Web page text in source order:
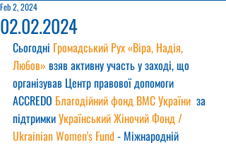
02.02.2024
Feb 2, 2024
Сьогодні Громадський Рух «Віра, Надія,
Любов» взяв активну участь у заході, що
організував Центр правової допомоги
ACCREDO Благодійний фонд ВМС України за
підтримки Український Жіночий Фонд /
Ukrainian Women's Fund - Міжнародній